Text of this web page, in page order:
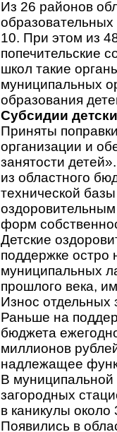
Из 26 районов
10. При этом из
попечительские
школ такие
муниципальных
образования
Субсидии
Приняты
организации и
занятости
из областного
технической
форм
Детские
поддержке остро
муниципальных
прошлого века,
Износ отдельных
Раньше на
бюджета
миллионов
надлежащее
В муниципальной
загородных
в каникулы около
Появились в